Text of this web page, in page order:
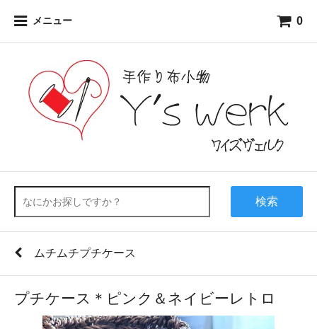
メニュー 0
検索
ムチムチプチケース
プチケース＊ピンク＆ネイビーレトロ